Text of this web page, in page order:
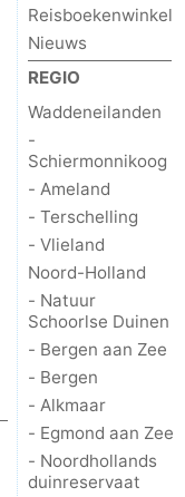
Reisboekenwinkel
Nieuws
REGIO
Waddeneilanden
-
Schiermonnikoog
- Ameland
- Terschelling
- Vlieland
Noord-Holland
- Natuur
Schoorlse Duinen
- Bergen aan Zee
- Bergen
- Alkmaar
- Egmond aan Zee
- Noordhollands
duinreservaat